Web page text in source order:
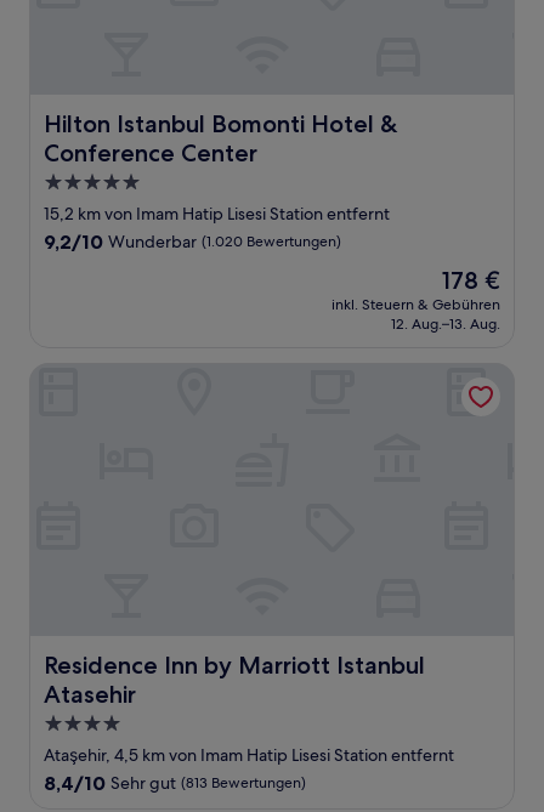
Hilton Istanbul Bomonti Hotel &
Conference Center
Hilton Istanbul Bomonti Hotel & Conference Center
5.0-
Sterne-
Unterkunft
15,2 km von Imam Hatip Lisesi Station entfernt
9.2
9,2/10 Wunderbar (1.020 Bewertungen)
Der
Preis
beträgt
178 €
inkl. Steuern & Gebühren
12. Aug.–13. Aug.
Residence Inn by Marriott Istanbul
Atasehir
Residence Inn by Marriott Istanbul Atasehir
4.0-
Sterne-
Unterkunft
Ataşehir, 4,5 km von Imam Hatip Lisesi Station entfernt
8.4
8,4/10 Sehr gut (813 Bewertungen)